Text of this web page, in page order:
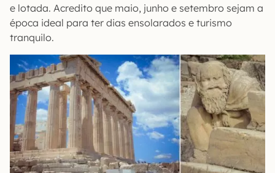
e lotada. Acredito que maio, junho e setembro sejam a
época ideal para ter dias ensolarados e turismo
tranquilo.